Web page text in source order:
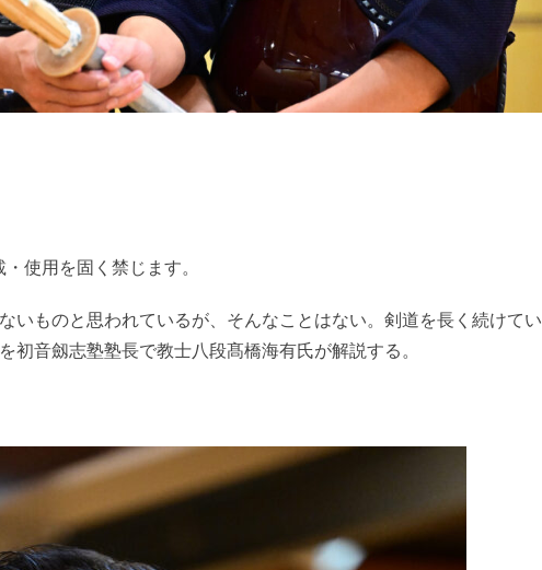
使用を固く禁じます。
いものと思われているが、そんなことはない。剣道を長く続けてい
初音劔志塾塾長で教士八段髙橋海有氏が解説する。